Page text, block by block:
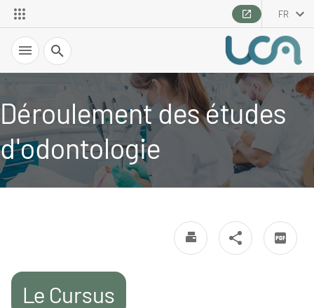
FR
Recherche
Déroulement des études
d'odontologie
Le Cursus